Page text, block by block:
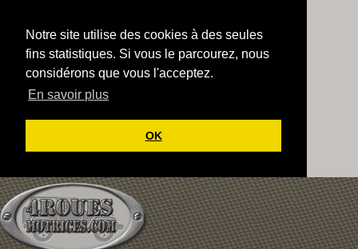
Notre site utilise des cookies à des seules
fins statistiques. Si vous le parcourez, nous
considérons que vous l'acceptez.
En savoir plus
OK